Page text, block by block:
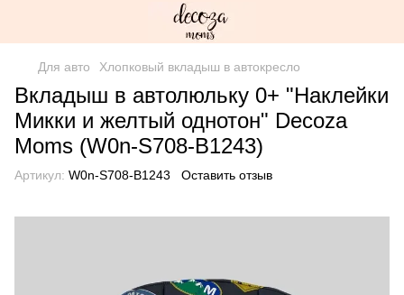
Для авто Хлопковый вкладыш в автокресло
Вкладыш в автолюльку 0+ "Наклейки
Микки и желтый однотон" Decoza
Moms (W0n-S708-B1243)
Артикул: W0n-S708-B1243 Оставить отзыв